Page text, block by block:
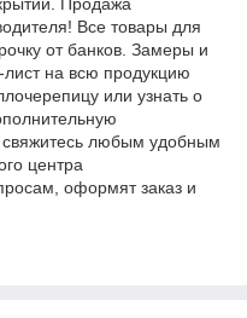
Продажа
Все товары для
от банков. Замеры и
на всю продукцию
или узнать о
свяжитесь любым удобным
центра
оформят заказ и